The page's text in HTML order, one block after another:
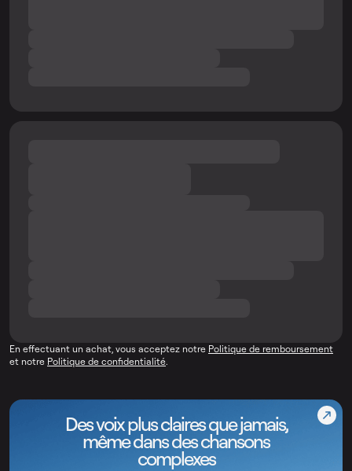
En effectuant un achat, vous acceptez notre Politique de remboursement
et notre Politique de confidentialité.
Des voix plus claires que jamais,
même dans des chansons
complexes